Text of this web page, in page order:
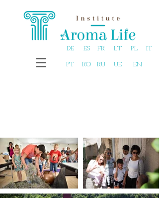
ES
DE
UE
PL
LT
RU
FR
RO
PT EN
IT